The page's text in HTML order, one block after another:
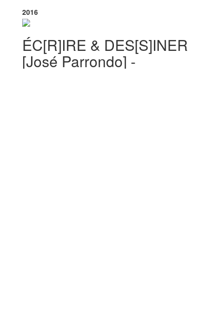
2016
ÉC[R]IRE & DES[S]INER
[José Parrondo] -